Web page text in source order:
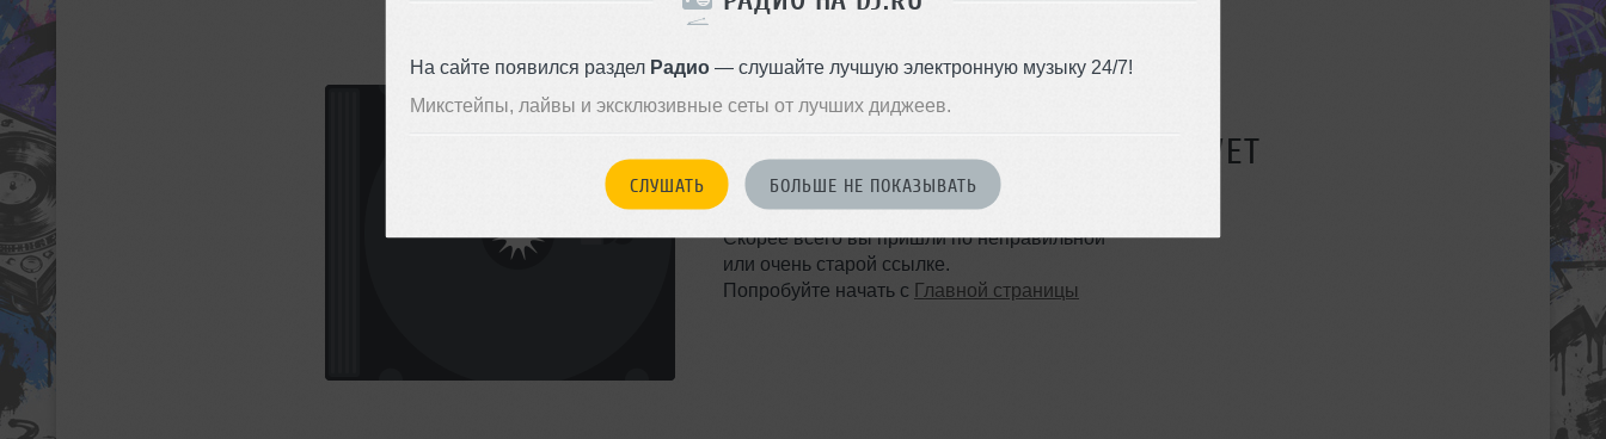
На сайте появился раздел Радио— слушайте лучшую электронную музыку 24/7!
Микстейпы, лайвы и эксклюзивные сеты от лучших диджеев.
СЛУШАТЬ БОЛЬШЕ НЕ ПОКАЗЫВАТЬ
ТАКОЙ СТРАНИЦЫ НЕ СУЩЕСТВУЕТ
Ошибка 404
Скорее всего вы пришли по неправильной
или очень старой ссылке.
Попробуйте начать с Главной страницы